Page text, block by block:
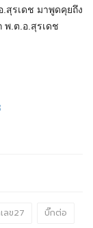
.สุรเดช มาพูดคุยถึง
พ.ต.อ.สุรเดช
ลข27
บิ๊กต่อ